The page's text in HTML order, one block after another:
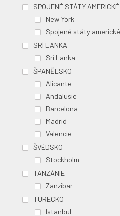
SPOJENÉ STÁTY AMERICKÉ
New York
Spojené státy americké
SRÍ LANKA
Srí Lanka
ŠPANĚLSKO
Alicante
Andalusie
Barcelona
Madrid
Valencie
ŠVÉDSKO
Stockholm
TANZÁNIE
Zanzibar
TURECKO
Istanbul